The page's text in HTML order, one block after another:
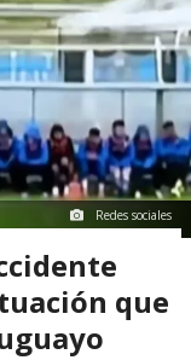
Redes sociales
que